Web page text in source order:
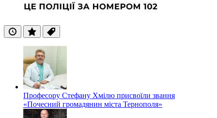
ОстанніПопулярні
Теги
Професору Стефану Хмілю присвоїли звання
«Почесний громадянин міста Тернополя»